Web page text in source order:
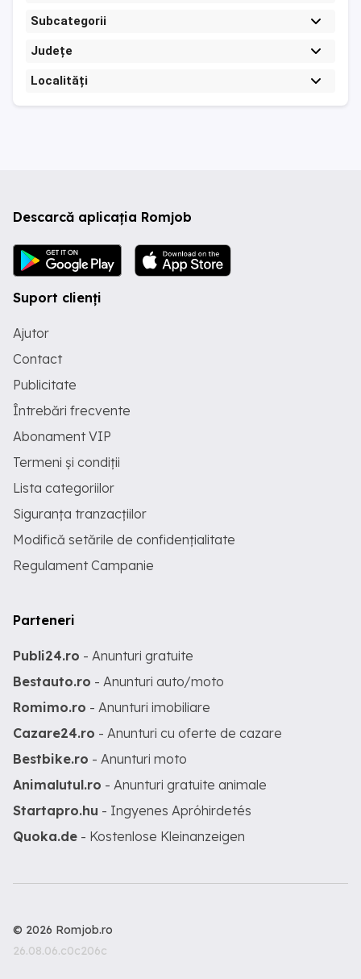
Subcategorii
Județe
Localități
Descarcă aplicația Romjob
Suport clienți
Ajutor
Contact
Publicitate
Întrebări frecvente
Abonament VIP
Termeni și condiții
Lista categoriilor
Siguranța tranzacțiilor
Modifică setările de confidențialitate
Regulament Campanie
Parteneri
Publi24.ro - Anunturi gratuite
Bestauto.ro - Anunturi auto/moto
Romimo.ro - Anunturi imobiliare
Cazare24.ro - Anunturi cu oferte de cazare
Bestbike.ro - Anunturi moto
Animalutul.ro - Anunturi gratuite animale
Startapro.hu - Ingyenes Apróhirdetés
Quoka.de - Kostenlose Kleinanzeigen
© 2026 Romjob.ro
26.08.06.c0c206c